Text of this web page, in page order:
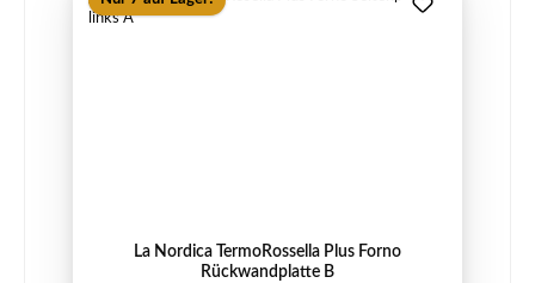
La Nordica TermoRossella Plus Forno
Rückwandplatte B